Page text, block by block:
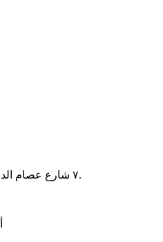
٧ شارع عصام الدالي - أمام مجلس الدولة - الدقي.